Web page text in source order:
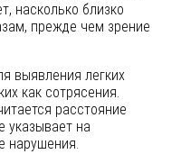
насколько близко
прежде чем зрение
выявления легких
как сотрясения.
расстояние
указывает на
нарушения.